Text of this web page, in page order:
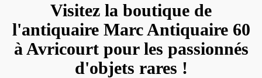
Visitez la boutique de
l'antiquaire Marc Antiquaire 60
à Avricourt pour les passionnés
d'objets rares !